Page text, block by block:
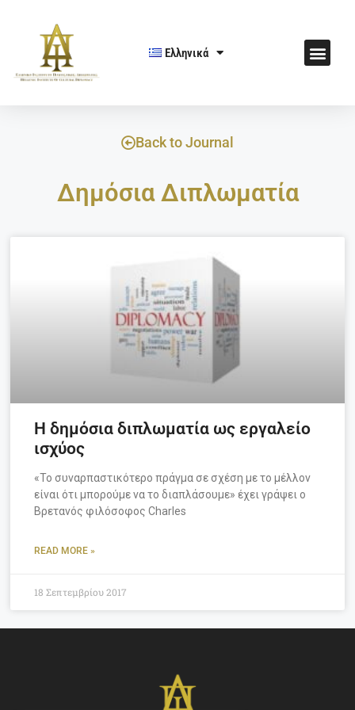
Ελληνικά
Back to Journal
Δημόσια Διπλωματία
Η δημόσια διπλωματία ως εργαλείο
ισχύος
«Το συναρπαστικότερο πράγμα σε σχέση με το μέλλον
είναι ότι μπορούμε να το διαπλάσουμε» έχει γράψει ο
Βρετανός φιλόσοφος Charles
READ MORE »
18 Σεπτεμβρίου 2017